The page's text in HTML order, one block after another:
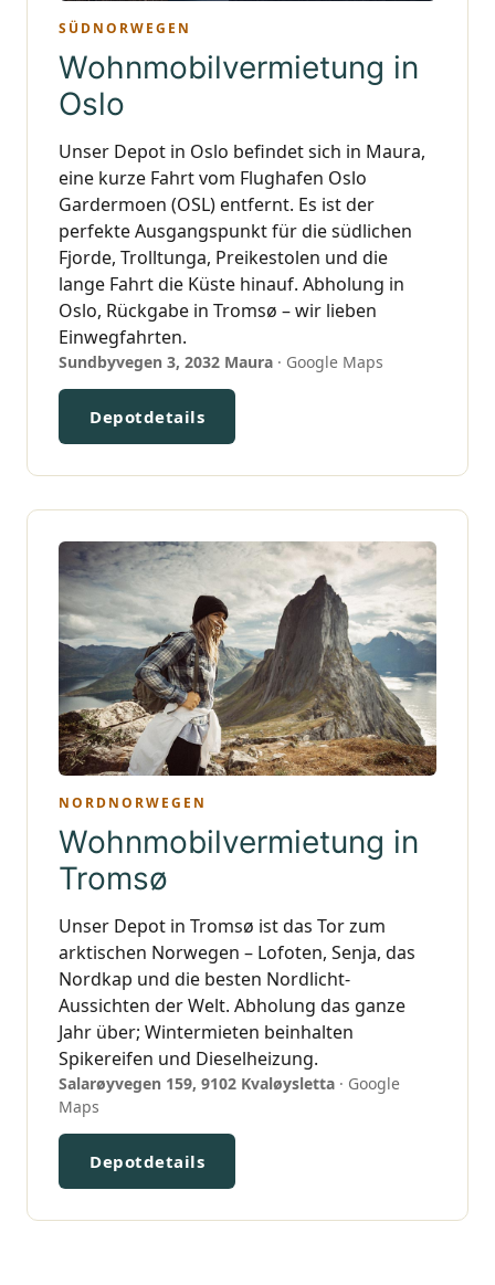
SÜDNORWEGEN
Wohnmobilvermietung in
Oslo
Unser Depot in Oslo befindet sich in Maura,
eine kurze Fahrt vom Flughafen Oslo
Gardermoen (OSL) entfernt. Es ist der
perfekte Ausgangspunkt für die südlichen
Fjorde, Trolltunga, Preikestolen und die
lange Fahrt die Küste hinauf. Abholung in
Oslo, Rückgabe in Tromsø – wir lieben
Einwegfahrten.
Sundbyvegen 3, 2032 Maura · Google Maps
Depotdetails
NORDNORWEGEN
Wohnmobilvermietung in
Tromsø
Unser Depot in Tromsø ist das Tor zum
arktischen Norwegen – Lofoten, Senja, das
Nordkap und die besten Nordlicht-
Aussichten der Welt. Abholung das ganze
Jahr über; Wintermieten beinhalten
Spikereifen und Dieselheizung.
Salarøyvegen 159, 9102 Kvaløysletta · Google
Maps
Depotdetails